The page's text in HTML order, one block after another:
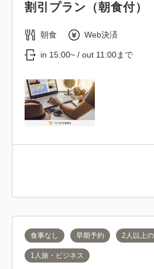
割引プラン（朝食付）
朝食 Web決済
in 15:00~ / out 11:00まで
食事なし 早期予約 2人以上
1人旅・ビジネス